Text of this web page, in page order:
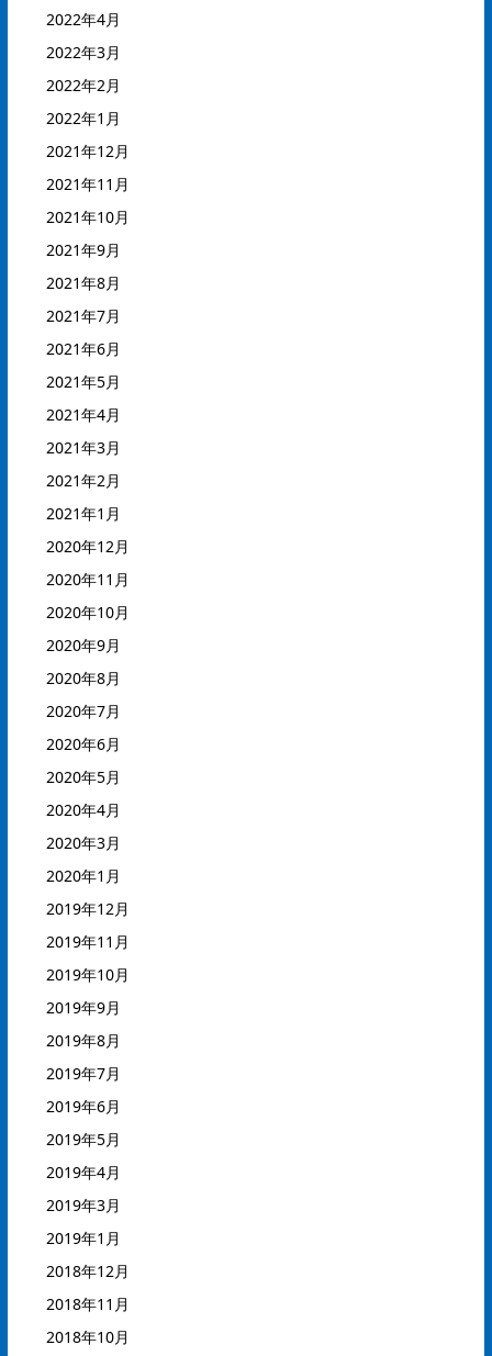
2022年4月
2022年3月
2022年2月
2022年1月
2021年12月
2021年11月
2021年10月
2021年9月
2021年8月
2021年7月
2021年6月
2021年5月
2021年4月
2021年3月
2021年2月
2021年1月
2020年12月
2020年11月
2020年10月
2020年9月
2020年8月
2020年7月
2020年6月
2020年5月
2020年4月
2020年3月
2020年1月
2019年12月
2019年11月
2019年10月
2019年9月
2019年8月
2019年7月
2019年6月
2019年5月
2019年4月
2019年3月
2019年1月
2018年12月
2018年11月
2018年10月